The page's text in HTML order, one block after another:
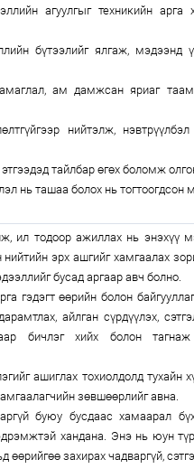
агуулгыг техникийн арга
бүтээлийг ялгаж, мэдээнд
ам дамжсан яриаг
нийтэлж,
тайлбар өгөх боломж
нь ташаа болох нь тогтоогдсон
ил тодоор ажиллах нь энэхүү
эрх ашгийг хамгаалах
бусад аргаар авч болно.
гэдэгт өөрийн болон
айлган сүрдүүлэх,
бичлэг хийх болон тагнаж
ашиглах тохиолдолд тухайн
зөвшөөрлийг авна.
буюу бусдаас хамаарал
хандана. Энэ нь юун
захирах чадваргүй,